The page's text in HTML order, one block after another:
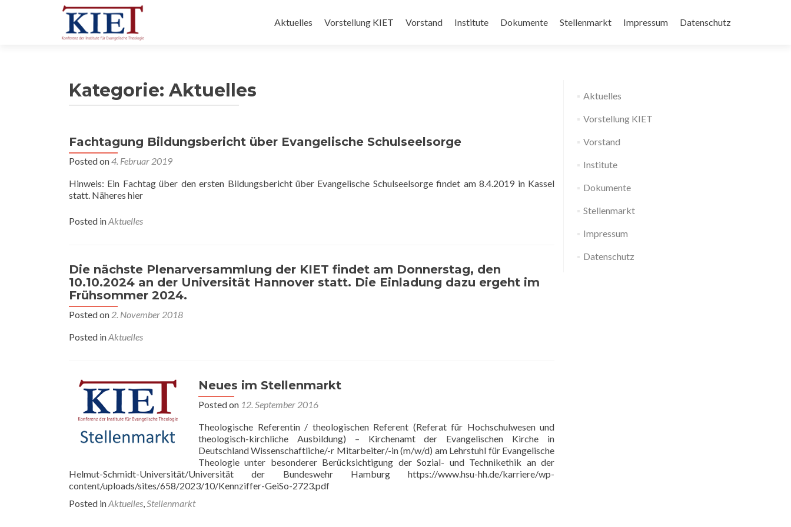
to
Aktuelles Vorstellung KIET Vorstand Institute Dokumente Stellenmarkt Impressum Datenschutz
Kategorie: Aktuelles
Fachtagung Bildungsbericht über Evangelische Schulseelsorge
Posted on4. Februar 2019
Hinweis: Ein Fachtag über den ersten Bildungsbericht über Evangelische Schulseelsorge findet am 8.4.2019 in Kassel
statt. Näheres hier
Posted inAktuelles
Die nächste Plenarversammlung der KIET findet am Donnerstag, den
10.10.2024 an der Universität Hannover statt. Die Einladung dazu ergeht im
Frühsommer 2024.
Posted on 2. November 2018
Posted inAktuelles
Neues im Stellenmarkt
Posted on 12. September 2016
Theologische Referentin / theologischen Referent (Referat für Hochschulwesen und
theologisch-kirchliche Ausbildung) – Kirchenamt der Evangelischen Kirche in
Deutschland Wissenschaftliche/-r Mitarbeiter/-in (m/w/d) am Lehrstuhl für Evangelische
Theologie unter besonderer Berücksichtigung der Sozial- und Technikethik an der
Helmut-Schmidt-Universität/Universität der Bundeswehr Hamburg https://www.hsu-hh.de/karriere/wp-
content/uploads/sites/658/2023/10/Kennziffer-GeiSo-2723.pdf
Posted inAktuelles,Stellenmarkt
Aktuelles
Vorstellung KIET
Vorstand
Institute
Dokumente
Stellenmarkt
Impressum
Datenschutz